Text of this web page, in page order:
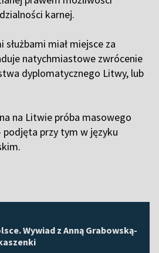
karnej.
miał miejsce za
natychmiastowe zwrócenie
dyplomatycznego Litwy, lub
na Litwie próba masowego
przy tym w języku
Wywiad z Anną Grabowską-